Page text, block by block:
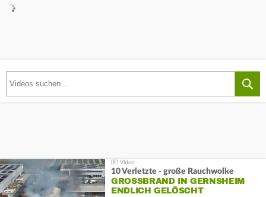
10 Verletzte - große Rauchwolke
GROSSBRAND IN GERNSHEIM E
NDLICH GELÖSCHT